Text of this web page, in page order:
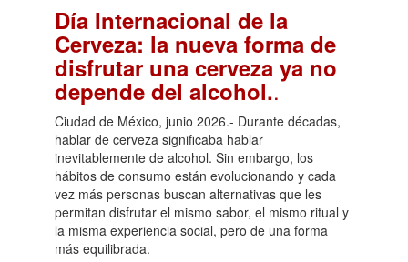
Día Internacional de la
Cerveza: la nueva forma de
disfrutar una cerveza ya no
depende del alcohol..
Ciudad de México, junio 2026.- Durante décadas,
hablar de cerveza significaba hablar
inevitablemente de alcohol. Sin embargo, los
hábitos de consumo están evolucionando y cada
vez más personas buscan alternativas que les
permitan disfrutar el mismo sabor, el mismo ritual y
la misma experiencia social, pero de una forma
más equilibrada.